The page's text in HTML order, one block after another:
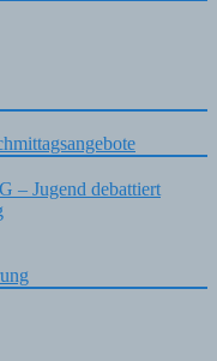
– Jugend debattiert